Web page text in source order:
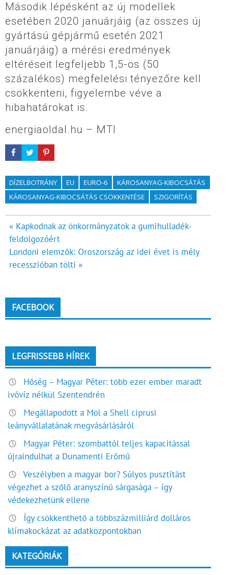
Második lépésként az új modellek
esetében 2020 januárjáig (az összes új
gyártású gépjármű esetén 2021
januárjáig) a mérési eredmények
eltéréseit legfeljebb 1,5-ös (50
százalékos) megfelelési tényezőre kell
csökkenteni, figyelembe véve a
hibahatárokat is.
energiaoldal.hu – MTI
DÍZELBOTRÁNY EU EURO-6
KÁROSANYAG-KIBOCSÁTÁS
KÁROSANYAG-KIBOCSÁTÁS CSÖKKENTÉSE
SZIGORÍTÁS
Bejegyzés
navigáció
« Kapkodnak az önkormányzatok a gumihulladék-
feldolgozóért
Londoni elemzők: Oroszország az idei évet is mély
recesszióban tölti »
FACEBOOK
LEGFRISSEBB HÍREK
Hőség – Magyar Péter: több ezer ember maradt
ivóvíz nélkül Szentendrén
Megállapodott a Mol a Shell ciprusi
leányvállalatának megvásárlásáról
Magyar Péter: szombattól teljes kapacitással
újraindulhat a Dunamenti Erőmű
Veszélyben a magyar bor? Súlyos pusztítást
végezhet a szőlő aranyszínű sárgasága – így
védekezhetünk ellene
Így csökkenthető a többszázmilliárd dolláros
klímakockázat az adatközpontokban
KATEGÓRIÁK